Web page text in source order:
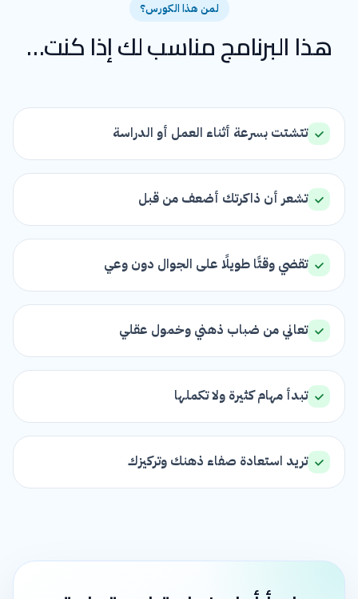
لمن هذا الكورس؟
هذا البرنامج مناسب لك إذا كنت…
تتشتت بسرعة أثناء العمل أو الدراسة
تشعر أن ذاكرتك أضعف من قبل
تقضي وقتًا طويلًا على الجوال دون وعي
تعاني من ضباب ذهني وخمول عقلي
تبدأ مهام كثيرة ولا تكملها
تريد استعادة صفاء ذهنك وتركيزك